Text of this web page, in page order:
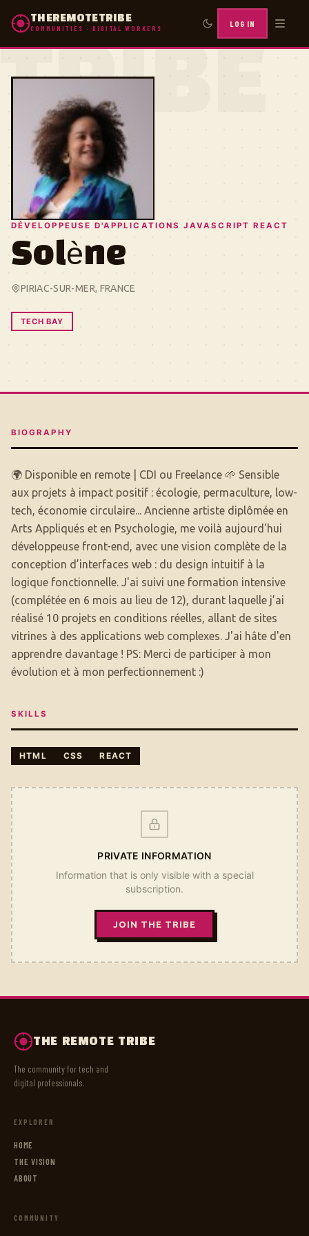
THEREMOTETRIBE
COMMUNITIES · DIGITAL WORKERS LOG IN
TRIBE
DÉVELOPPEUSE D'APPLICATIONS JAVASCRIPT REACT
Solène
PIRIAC-SUR-MER, FRANCE
TECH BAY
BIOGRAPHY
🌍 Disponible en remote | CDI ou Freelance 🌱 Sensible
aux projets à impact positif : écologie, permaculture, low-
tech, économie circulaire... Ancienne artiste diplômée en
Arts Appliqués et en Psychologie, me voilà aujourd'hui
développeuse front-end, avec une vision complète de la
conception d’interfaces web : du design intuitif à la
logique fonctionnelle. J'ai suivi une formation intensive
(complétée en 6 mois au lieu de 12), durant laquelle j’ai
réalisé 10 projets en conditions réelles, allant de sites
vitrines à des applications web complexes. J'ai hâte d'en
apprendre davantage ! PS: Merci de participer à mon
évolution et à mon perfectionnement :)
SKILLS
HTML CSS REACT
PRIVATE INFORMATION
Information that is only visible with a special
subscription.
JOIN THE TRIBE
THE REMOTE TRIBE
The community for tech and
digital professionals.
EXPLORER
HOME
THE VISION
ABOUT
COMMUNITY